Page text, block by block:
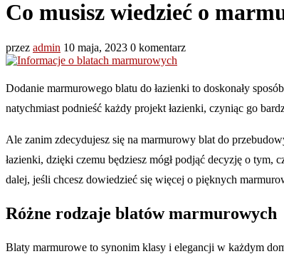
Co musisz wiedzieć o
przez admin 10 maja, 2023 0 komentarz
Dodanie marmurowego blatu do łazienki to doskonały
natychmiast podnieść każdy projekt łazienki, czyniąc go
Ale zanim zdecydujesz się na marmurowy blat do
łazienki, dzięki czemu będziesz mógł podjąć decyzję o tym,
dalej, jeśli chcesz dowiedzieć się więcej o pięknych
Różne rodzaje blatów marmurowych
Blaty marmurowe to synonim klasy i elegancji w każdym